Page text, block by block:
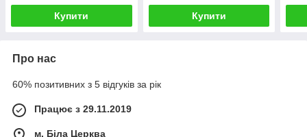
Купити Купити
Про нас
60% позитивних з 5 відгуків за рік
Працює з 29.11.2019
м. Біла Церква